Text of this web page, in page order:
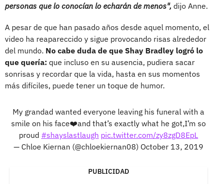
personas que lo conocían lo echarán de menos", dijo Anne.
A pesar de que han pasado años desde aquel momento, el
video ha reapareccido y sigue provocando risas alrededor
del mundo. No cabe duda de que Shay Bradley logró lo
que quería: que incluso en su ausencia, pudiera sacar
sonrisas y recordar que la vida, hasta en sus momentos
más difíciles, puede tener un toque de humor.
My grandad wanted everyone leaving his funeral with a
smile on his face❤️and that’s exactly what he got,I’m so
proud #shayslastlaugh pic.twitter.com/zy8zgD8EpL
— Chloe Kiernan (@chloekiernan08) October 13, 2019
PUBLICIDAD